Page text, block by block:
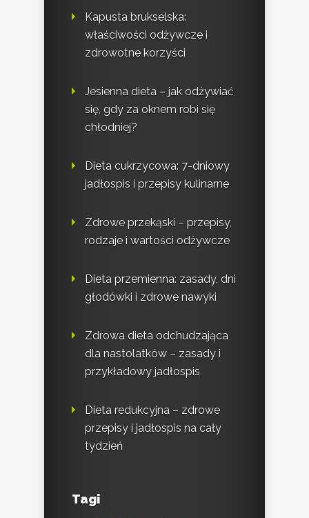
Kapusta brukselska:
właściwości odżywcze i
zdrowotne korzyści
Jesienna dieta – jak odżywiać
się, gdy za oknem robi się
chłodniej?
Dieta cukrzycowa: 7-dniowy
jadłospis i przepisy kulinarne
Zdrowe przekąski – przepisy,
rodzaje i wartości odżywcze
Dieta przemienna: zasady, dni
głodówki i zdrowe nawyki
Zdrowa dieta odchudzająca
dla nastolatków – zasady i
przykładowy jadłospis
Dieta redukcyjna – zdrowe
przepisy i jadłospis na cały
tydzień
Tagi